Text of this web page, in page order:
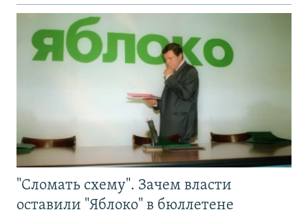
"Сломать схему". Зачем власти
оставили "Яблоко" в бюллетене